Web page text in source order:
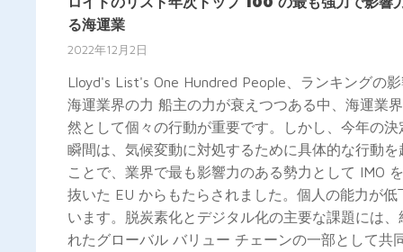
る海運業
2022年12月2日
Lloyd's List's One Hundred People、ランキングの
海運業界の力 船主の力が衰えつつある中、海運業
然として個々の行動が重要です。しかし、今年の決
瞬間は、気候変動に対処するために具体的な行動を
ことで、業界で最も影響力のある勢力として IMO
抜いた EU からもたらされました。個人の能力が低
います。脱炭素化とデジタル化の主要な課題には、
れたグローバル バリュー チェーンの一部として共